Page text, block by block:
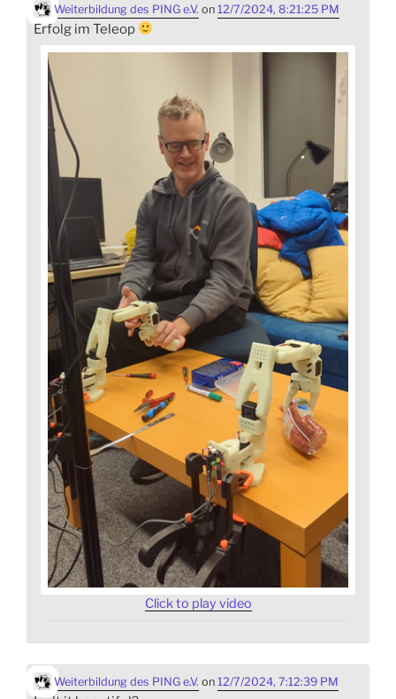
Weiterbildung des PING e.V. on 12/7/2024, 8:21:25 PM
Erfolg im Teleop
Click to play video
Weiterbildung des PING e.V. on 12/7/2024, 7:12:39 PM